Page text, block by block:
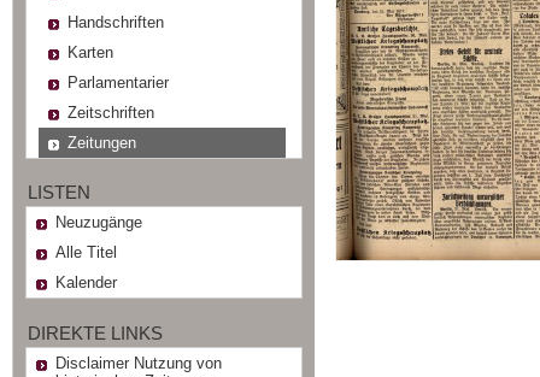
Handschriften
Karten
Parlamentarier
Zeitschriften
Zeitungen
LISTEN
Neuzugänge
Alle Titel
Kalender
DIREKTE LINKS
Disclaimer Nutzung von